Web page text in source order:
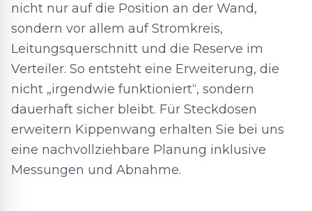
nicht nur auf die Position an der Wand,
sondern vor allem auf Stromkreis,
Leitungsquerschnitt und die Reserve im
Verteiler. So entsteht eine Erweiterung, die
nicht „irgendwie funktioniert“, sondern
dauerhaft sicher bleibt. Für Steckdosen
erweitern Kippenwang erhalten Sie bei uns
eine nachvollziehbare Planung inklusive
Messungen und Abnahme.